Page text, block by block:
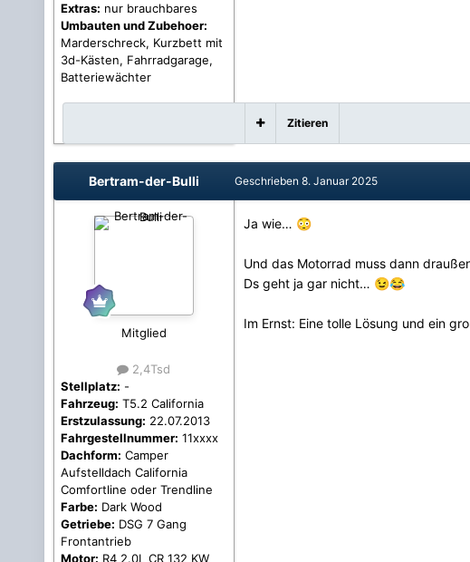
Extras: nur brauchbares
Umbauten und Zubehoer:
Marderschreck, Kurzbett mit
3d-Kästen, Fahrradgarage,
Batteriewächter
Zitieren
Bertram-der-Bulli
Mitglied
2,4Tsd
Stellplatz: -
Fahrzeug: T5.2 California
Erstzulassung: 22.07.2013
Fahrgestellnummer: 11xxxx
Dachform: Camper
Aufstelldach California
Comfortline oder Trendline
Farbe: Dark Wood
Getriebe: DSG 7 Gang
Frontantrieb
Motor: R4 2.0L CR 132 KW
Geschrieben 8. Januar 2025
Ja wie… 😳
Und das Motorrad muss dann
Ds geht ja gar nicht… 😉😂
Im Ernst: Eine tolle Lösung und ein